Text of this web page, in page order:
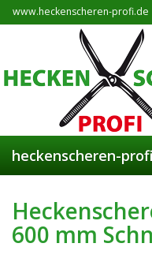
Skip
to
www.heckenscheren-profi.de
heckenscheren-
600 mm